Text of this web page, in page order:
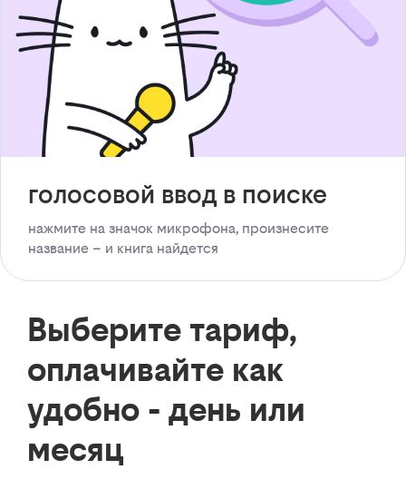
голосовой ввод в поиске
нажмите на значок микрофона, произнесите
название – и книга найдется
Выберите тариф,
оплачивайте как
удобно - день или
месяц